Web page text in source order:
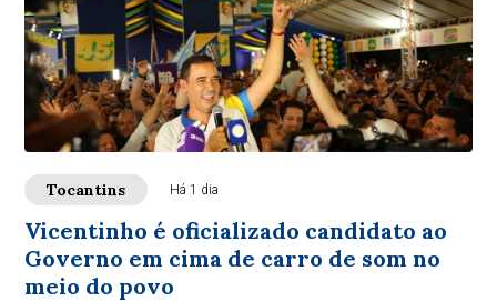
Tocantins Há 1 dia
Vicentinho é oficializado candidato ao
Governo em cima de carro de som no
meio do povo